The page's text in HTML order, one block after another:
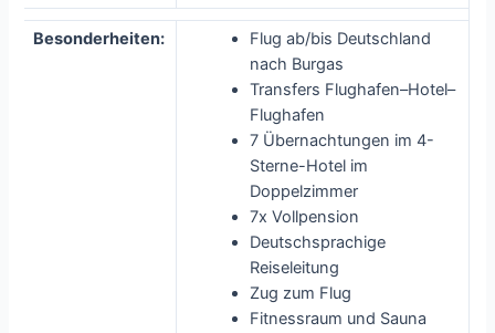
Besonderheiten:
Flug ab/bis Deutschland
nach Burgas
Transfers Flughafen–Hotel–
Flughafen
7 Übernachtungen im 4-
Sterne-Hotel im
Doppelzimmer
7x Vollpension
Deutschsprachige
Reiseleitung
Zug zum Flug
Fitnessraum und Sauna